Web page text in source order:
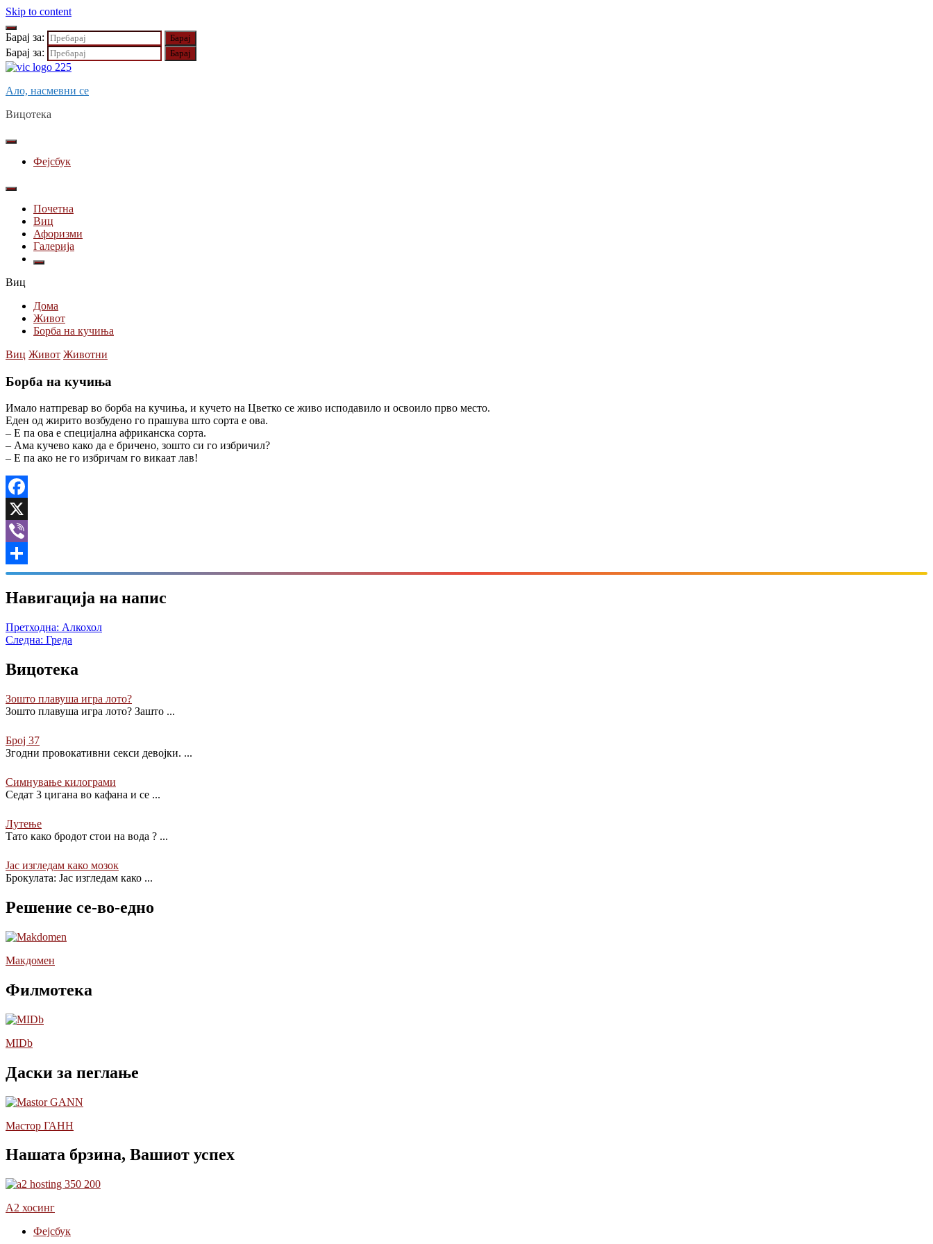
Skip to content
Барај за:
Барај за:
Ало, насмевни се
Вицотека
Фејсбук
Почетна
Виц
Афоризми
Галерија
Виц
Дома
Живот
Борба на кучиња
Виц Живот Животни
Борба на кучиња
Имало натпревар во борба на кучиња, и кучето на Цветко се живо исподавило и освоило прво место.
Еден од жирито возбудено го прашува што сорта е ова.
– Е па ова е специјална африканска сорта.
– Ама кучево како да е бричено, зошто си го избричил?
– Е па ако не го избричам го викаат лав!
Facebook
X
Viber
Share
Навигација на напис
Претходна: Алкохол
Следна: Греда
Вицотека
Зошто плавуша игра лото?
Зошто плавуша игра лото? Зашто ...
Број 37
Згодни провокативни секси девојки. ...
Симнување килограми
Седат 3 цигана во кафана и се ...
Лутење
Тато како бродот стои на вода ? ...
Јас изгледам како мозок
Брокулата: Јас изгледам како ...
Решение се-во-едно
Макдомен
Филмотека
MIDb
Даски за пеглање
Мастор ГАНН
Нашата брзина, Вашиот успех
А2 хосинг
Фејсбук